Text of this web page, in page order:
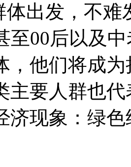
体出发，不
至00后以及
，他们将成
主要人群也
济现象：绿